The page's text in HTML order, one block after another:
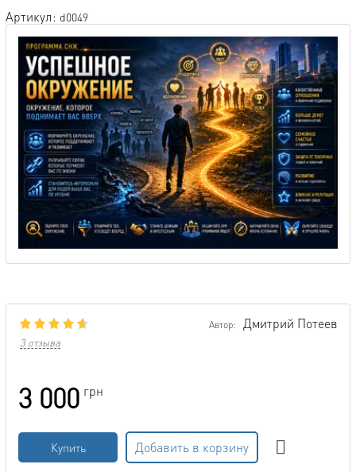
Артикул: d0049
Автор: Дмитрий Потеев
3 отзыва
3 000 грн
Купить Добавить в корзину